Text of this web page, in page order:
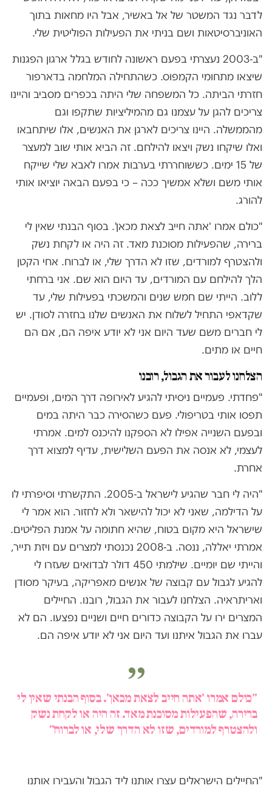
לדבר נגד המשטר של אל באשיר, אבל היו מחאות בתוך
האוניברסיטאות ושם בניתי את הפעילות הפוליטית שלי.
"ב-2003 נעצרתי בפעם ראשונה לחודש בגלל ארגון הפגנות
שיצאו מתחומי הקמפוס. כשהתחילה המלחמה בדארפור
חזרתי הביתה. כל המשפחה שלי היתה בכפרים מסביב והיינו
צריכים להגן על עצמנו גם מהמיליציות שתקפו וגם
מהממשלה. היינו צריכים לארגן את האנשים, אלו שיתחבאו
ואלו שיקחו נשק ויצאו להילחם. זה הביא אותי שוב למעצר
של 15 ימים. כששוחררתי בערבות אמרו לאבא שלי שייקח
אותי משם ושלא אמשיך ככה – כי בפעם הבאה יוציאו אותי
להורג.
"כולם אמרו 'אתה חייב לצאת מכאן'. בסוף הבנתי שאין לי
ברירה, שהפעילות מסוכנת מאד. זה היה או לקחת נשק
ולהצטרף למורדים, שזו לא הדרך שלי, או לברוח. אחי הקטן
הלך להילחם עם המורדים, עד היום הוא שם. אני ברחתי
ללוב. הייתי שם חמש שנים והמשכתי בפעילות שלי, עד
שקדאפי התחיל לשלוח את האנשים שלנו בחזרה לסודן. יש
לי חברים משם שעד היום אני לא יודע איפה הם, אם הם
חיים או מתים.
הצלחנו לעבור את הגבול, רובנו
"פחדתי. פעמיים ניסיתי להגיע לאירופה דרך המים, ופעמיים
תפסו אותי בטריפולי. פעם כשהסירה כבר היתה במים
ובפעם השנייה אפילו לא הספקנו להיכנס למים. אמרתי
לעצמי, לא אנסה את הפעם השלישית, עדיף למצוא דרך
אחרת.
"היה לי חבר שהגיע לישראל ב-2005. התקשרתי וסיפרתי לו
על הדילמה, שאני לא יכול להישאר ולא לחזור. הוא אמר לי
שישראל היא מקום בטוח, שהיא חתומה על אמנת הפליטים.
אמרתי יאללה, ננסה. ב-2008 נכנסתי למצרים עם ויזת תייר,
והייתי שם יומיים. שילמתי 450 דולר לבדואים שעזרו לי
להגיע לגבול עם קבוצה של אנשים מאפריקה, בעיקר מסודן
ואריתראיה. הצלחנו לעבור את הגבול, רובנו. החיילים
המצרים ירו על הקבוצה כדורים חיים ושניים נפצעו. הם לא
עברו את הגבול איתנו ועד היום אני לא יודע איפה הם.
"כולם אמרו 'אתה חייב לצאת מכאן'. בסוף הבנתי שאין לי
ברירה, שהפעילות מסוכנת מאד. זה היה או לקחת נשק
ולהצטרף למורדים, שזו לא הדרך שלי, או לברוח"
"החיילים הישראלים עצרו אותנו ליד הגבול והעבירו אותנו